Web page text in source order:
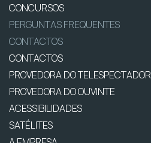
CONCURSOS
PERGUNTAS FREQUENTES
CONTACTOS
CONTACTOS
PROVEDORA DO TELESPECTADOR
PROVEDORA DO OUVINTE
ACESSIBILIDADES
SATÉLITES